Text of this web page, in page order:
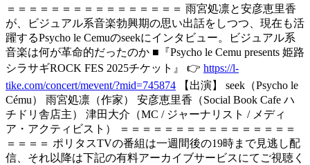
＝＝＝＝＝＝＝＝＝＝＝＝＝＝＝＝ 雨宮処凛と安彦恵里香
が、ビジュアル系音楽勃興期の思い出話をしつつ、現在も活
躍するPsycho le Cemuのseekにインタビュー。ビジュアル系
音楽は何が革命的だったのか ■『Psycho le Cemu presents 姫路
シラサギROCK FES 2025チケット』 👉 https://l-
tike.com/concert/mevent/?mid=745874 【出演】 seek（Psycho le
Cému） 雨宮処凛（作家） 安彦恵里香（Social Book Cafe ハ
チドリ舎店主） 津田大介（MC / ジャーナリスト / メディ
ア・アクティビスト） ＝＝＝＝＝＝＝＝＝＝＝＝＝＝＝＝
＝＝＝＝ ポリタスTVの番組は一週間後の19時まで見逃し配
信、それ以降は下記の有料アーカイブサービスにてご視聴く